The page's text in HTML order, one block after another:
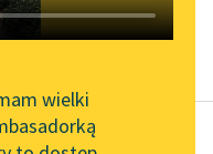
brak utworu
Wolnych Lektur
wielki